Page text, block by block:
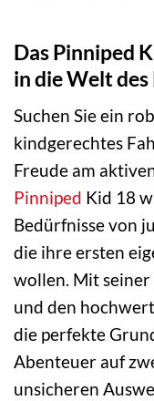
Das Pinniped
in die Welt
Suchen Sie ein
kindgerechtes
Freude am
Pinniped Kid 18
Bedürfnisse von
die ihre ersten
wollen. Mit
und den
die perfekte
Abenteuer auf
unsicheren